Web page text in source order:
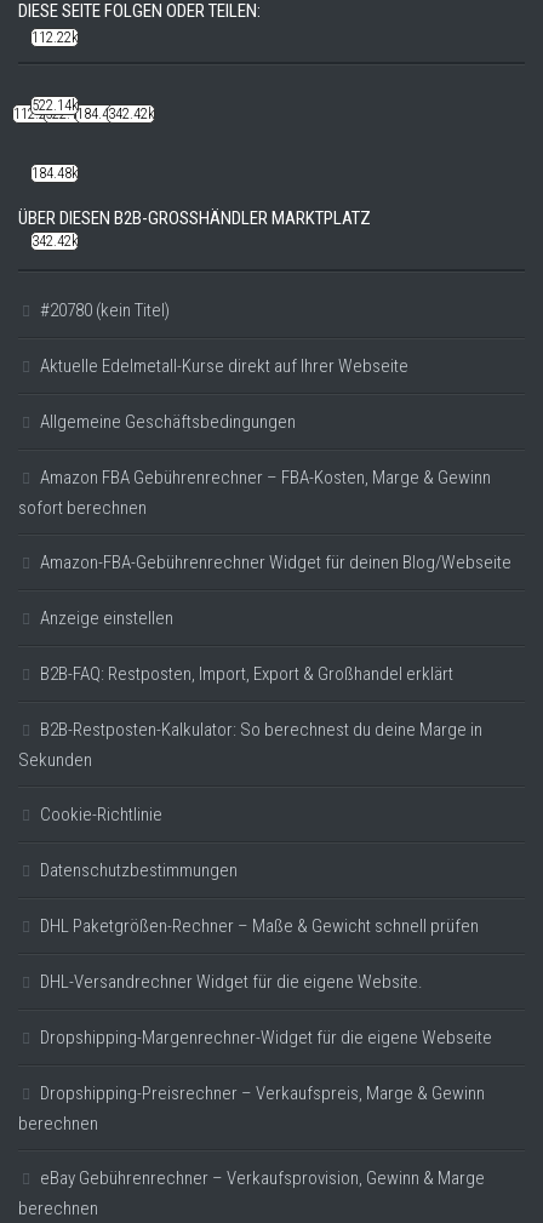
DIESE SEITE FOLGEN ODER TEILEN:
112.22k522.14k184.48k342.42k
ÜBER DIESEN B2B-GROSSHÄNDLER MARKTPLATZ
#20780 (kein Titel)
Aktuelle Edelmetall-Kurse direkt auf Ihrer Webseite
Allgemeine Geschäftsbedingungen
Amazon FBA Gebührenrechner – FBA-Kosten, Marge & Gewinn
sofort berechnen
Amazon-FBA-Gebührenrechner Widget für deinen Blog/Webseite
Anzeige einstellen
B2B-FAQ: Restposten, Import, Export & Großhandel erklärt
B2B-Restposten-Kalkulator: So berechnest du deine Marge in
Sekunden
Cookie-Richtlinie
Datenschutzbestimmungen
DHL Paketgrößen-Rechner – Maße & Gewicht schnell prüfen
DHL-Versandrechner Widget für die eigene Website.
Dropshipping-Margenrechner-Widget für die eigene Webseite
Dropshipping-Preisrechner – Verkaufspreis, Marge & Gewinn
berechnen
eBay Gebührenrechner – Verkaufsprovision, Gewinn & Marge
berechnen
112.22k
522.14k
184.48k
342.42k